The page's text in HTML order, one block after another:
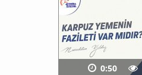
0:50